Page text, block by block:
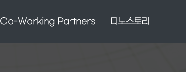
Co-Working Partners 디노스토리